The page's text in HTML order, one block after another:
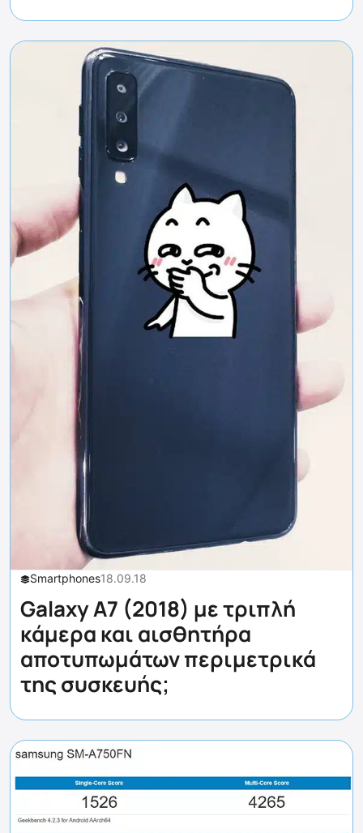
Smartphones18.09.18
Galaxy A7 (2018) με τριπλή
κάμερα και αισθητήρα
αποτυπωμάτων περιμετρικά
της συσκευής;